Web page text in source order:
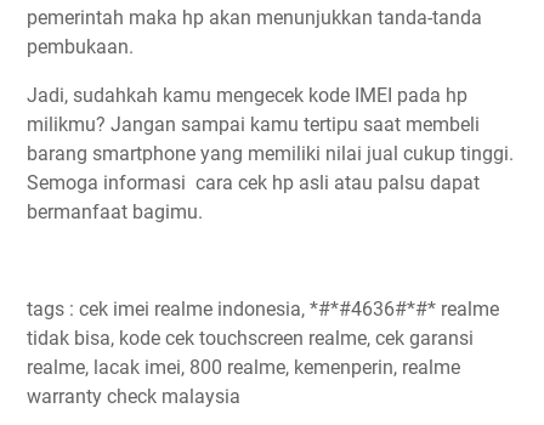
pemerintah maka hp akan menunjukkan tanda-tanda
pembukaan.
Jadi, sudahkah kamu mengecek kode IMEI pada hp
milikmu? Jangan sampai kamu tertipu saat membeli
barang smartphone yang memiliki nilai jual cukup tinggi.
Semoga informasi cara cek hp asli atau palsu dapat
bermanfaat bagimu.
tags : cek imei realme indonesia, *#*#4636#*#* realme
tidak bisa, kode cek touchscreen realme, cek garansi
realme, lacak imei, 800 realme, kemenperin, realme
warranty check malaysia